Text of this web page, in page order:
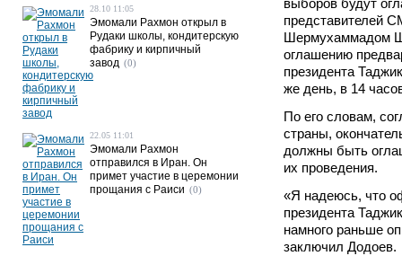
выборов будут
представителей
Шермухаммадом
оглашению
президента
же день, в 14
По его словам,
страны,
должны быть
их проведения.
«Я надеюсь, что
президента
намного раньше
заключил Додоев.
28.10 11:05
Эмомали Рахмон открыл в
Рудаки школы, кондитерскую
фабрику и кирпичный
завод (0)
22.05 11:01
Эмомали Рахмон
отправился в Иран. Он
примет участие в церемонии
прощания с Раиси (0)